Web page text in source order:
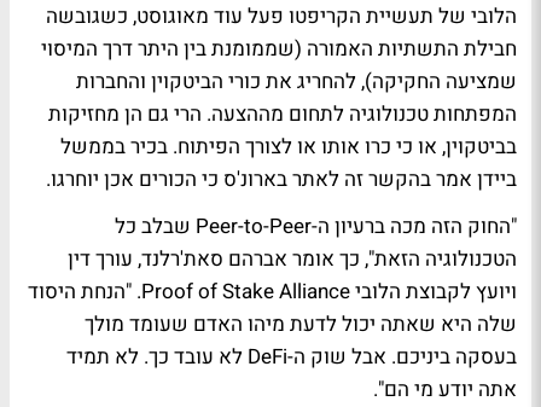
הלובי של תעשיית הקריפטו פעל עוד מאוגוסט, כשגובשה
חבילת התשתיות האמורה (שממומנת בין היתר דרך המיסוי
שמציעה החקיקה), להחריג את כורי הביטקוין והחברות
המפתחות טכנולוגיה לתחום מההצעה. הרי גם הן מחזיקות
בביטקוין, או כי כרו אותו או לצורך הפיתוח. בכיר בממשל
ביידן אמר בהקשר זה לאתר בארונ'ס כי הכורים אכן יוחרגו.
"החוק הזה מכה ברעיון ה-Peer-to-Peer שבלב כל
הטכנולוגיה הזאת", כך אומר אברהם סאת'רלנד, עורך דין
ויועץ לקבוצת הלובי Proof of Stake Alliance. "הנחת היסוד
שלה היא שאתה יכול לדעת מיהו האדם שעומד מולך
בעסקה ביניכם. אבל שוק ה-DeFi לא עובד כך. לא תמיד
אתה יודע מי הם".